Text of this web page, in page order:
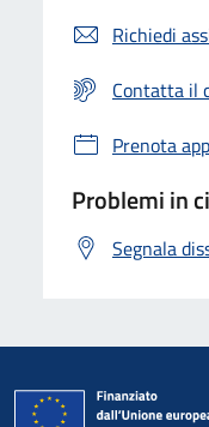
Richiedi
Contatta il
Prenota
Problemi in
Segnala